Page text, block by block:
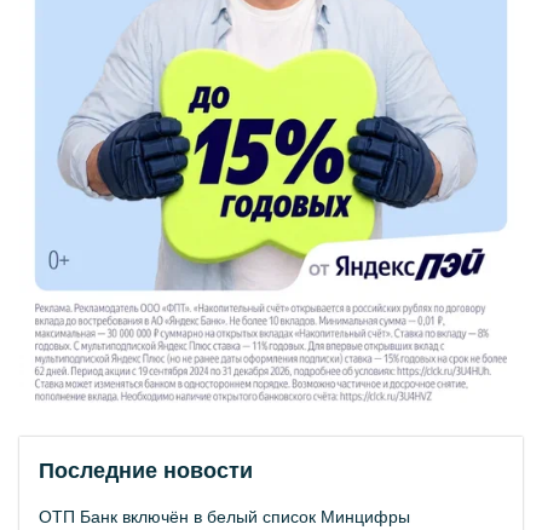
Последние новости
ОТП Банк включён в белый список Минцифры